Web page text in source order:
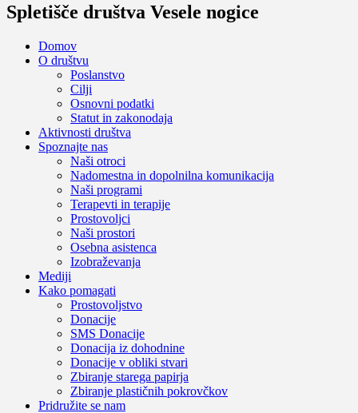
Spletišče društva Vesele nogice
Domov
O društvu
Poslanstvo
Cilji
Osnovni podatki
Statut in zakonodaja
Aktivnosti društva
Spoznajte nas
Naši otroci
Nadomestna in dopolnilna komunikacija
Naši programi
Terapevti in terapije
Prostovoljci
Naši prostori
Osebna asistenca
Izobraževanja
Mediji
Kako pomagati
Prostovoljstvo
Donacije
SMS Donacije
Donacija iz dohodnine
Donacije v obliki stvari
Zbiranje starega papirja
Zbiranje plastičnih pokrovčkov
Pridružite se nam